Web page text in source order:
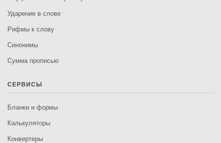
Ударение в слове
Рифмы к слову
Синонимы
Сумма прописью
СЕРВИСЫ
Бланки и формы
Калькуляторы
Конвертеры